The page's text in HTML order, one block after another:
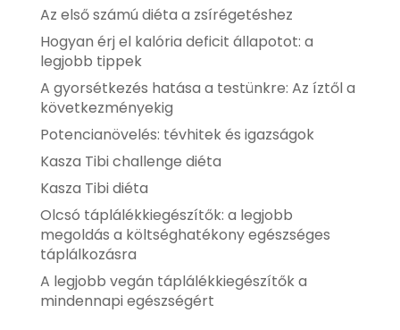
Az első számú diéta a zsírégetéshez
Hogyan érj el kalória deficit állapotot: a
legjobb tippek
A gyorsétkezés hatása a testünkre: Az íztől a
következményekig
Potencianövelés: tévhitek és igazságok
Kasza Tibi challenge diéta
Kasza Tibi diéta
Olcsó táplálékkiegészítők: a legjobb
megoldás a költséghatékony egészséges
táplálkozásra
A legjobb vegán táplálékkiegészítők a
mindennapi egészségért